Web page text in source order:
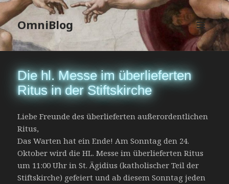
OmniBlog
MENÜ
UND
Die hl. Messe im überlieferten
Ritus in der Stiftskirche
Liebe Freunde des überlieferten außerordentlichen
Ritus,
Das Warten hat ein Ende! Am Sonntag den 24.
Oktober wird die HL. Messe im überlieferten Ritus
um 11:00 Uhr in St. Ägidius (katholischer Teil der
Stiftskirche) gefeiert und ab diesem Sonntag jeden